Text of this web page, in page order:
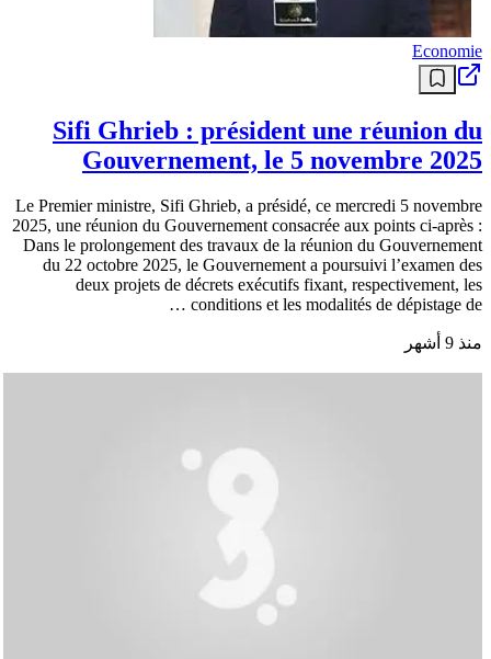
Economie
Sifi Ghrieb : président une réunion du
Gouvernement, le 5 novembre 2025
Le Premier ministre, Sifi Ghrieb, a présidé, ce mercredi 5 novembre
2025, une réunion du Gouvernement consacrée aux points ci-après :
Dans le prolongement des travaux de la réunion du Gouvernement
du 22 octobre 2025, le Gouvernement a poursuivi l’examen des
deux projets de décrets exécutifs fixant, respectivement, les
conditions et les modalités de dépistage de …
منذ 9 أشهر